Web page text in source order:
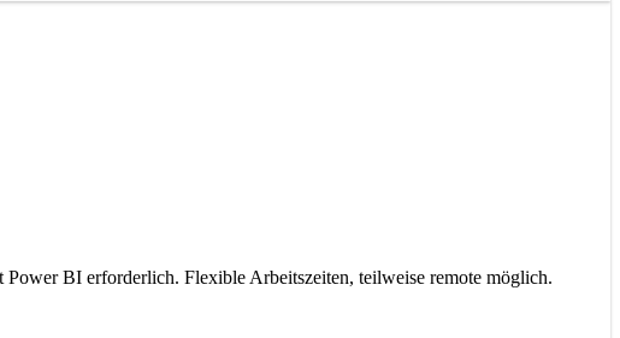
BI erforderlich. Flexible Arbeitszeiten, teilweise remote möglich.